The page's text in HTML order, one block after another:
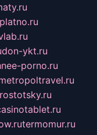
don-ykt.ru
porno.ru
rostotsky.ru
termomur.ru